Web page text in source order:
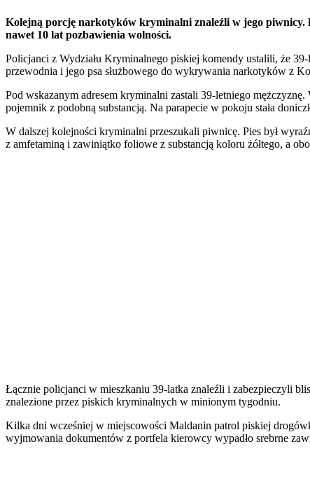
Kolejną porcję narkotyków kryminalni znaleźli w jego piwnicy.
nawet 10 lat pozbawienia wolności.
Policjanci z Wydziału Kryminalnego piskiej komendy ustalili, że
przewodnia i jego psa służbowego do wykrywania narkotyków z
Pod wskazanym adresem kryminalni zastali 39-letniego
pojemnik z podobną substancją. Na parapecie w pokoju stała
W dalszej kolejności kryminalni przeszukali piwnicę. Pies był
z amfetaminą i zawiniątko foliowe z substancją koloru żółtego, a
Łącznie policjanci w mieszkaniu 39-latka znaleźli i zabezpieczyli
znalezione przez piskich kryminalnych w minionym tygodniu.
Kilka dni wcześniej w miejscowości Maldanin patrol piskiej
wyjmowania dokumentów z portfela kierowcy wypadło srebrne